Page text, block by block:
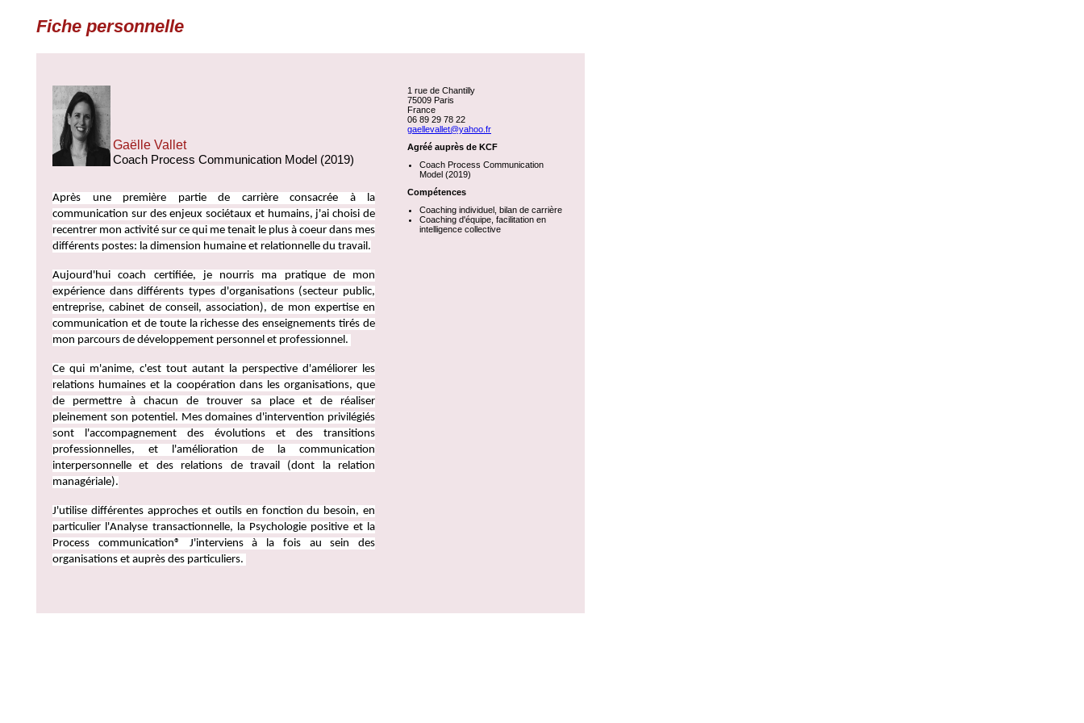
Fiche personnelle
Gaëlle Vallet
Coach Process Communication Model (2019)
Après une première partie de carrière consacrée à la
communication sur des enjeux sociétaux et humains, j'ai choisi de
recentrer mon activité sur ce qui me tenait le plus à coeur dans mes
différents postes: la dimension humaine et relationnelle du travail.
Aujourd'hui coach certifiée, je nourris ma pratique de mon
expérience dans différents types d'organisations (secteur public,
entreprise, cabinet de conseil, association), de mon expertise en
communication et de toute la richesse des enseignements tirés de
mon parcours de développement personnel et professionnel.
Ce qui m'anime, c'est tout autant la perspective d'améliorer les
relations humaines et la coopération dans les organisations, que
de permettre à chacun de trouver sa place et de réaliser
pleinement son potentiel. Mes domaines d'intervention privilégiés
sont l'accompagnement des évolutions et des transitions
professionnelles, et l'amélioration de la communication
interpersonnelle et des relations de travail (dont la relation
managériale).
J'utilise différentes approches et outils en fonction du besoin, en
particulier l'Analyse transactionnelle, la Psychologie positive et la
Process communication®
J'interviens à la fois au sein des
organisations et auprès des particuliers.
1 rue de Chantilly
75009 Paris
France
06 89 29 78 22
gaellevallet@yahoo.fr
Agréé auprès de KCF
Coach Process Communication
Model (2019)
Compétences
Coaching individuel, bilan de carrière
Coaching d'équipe, facilitation en
intelligence collective